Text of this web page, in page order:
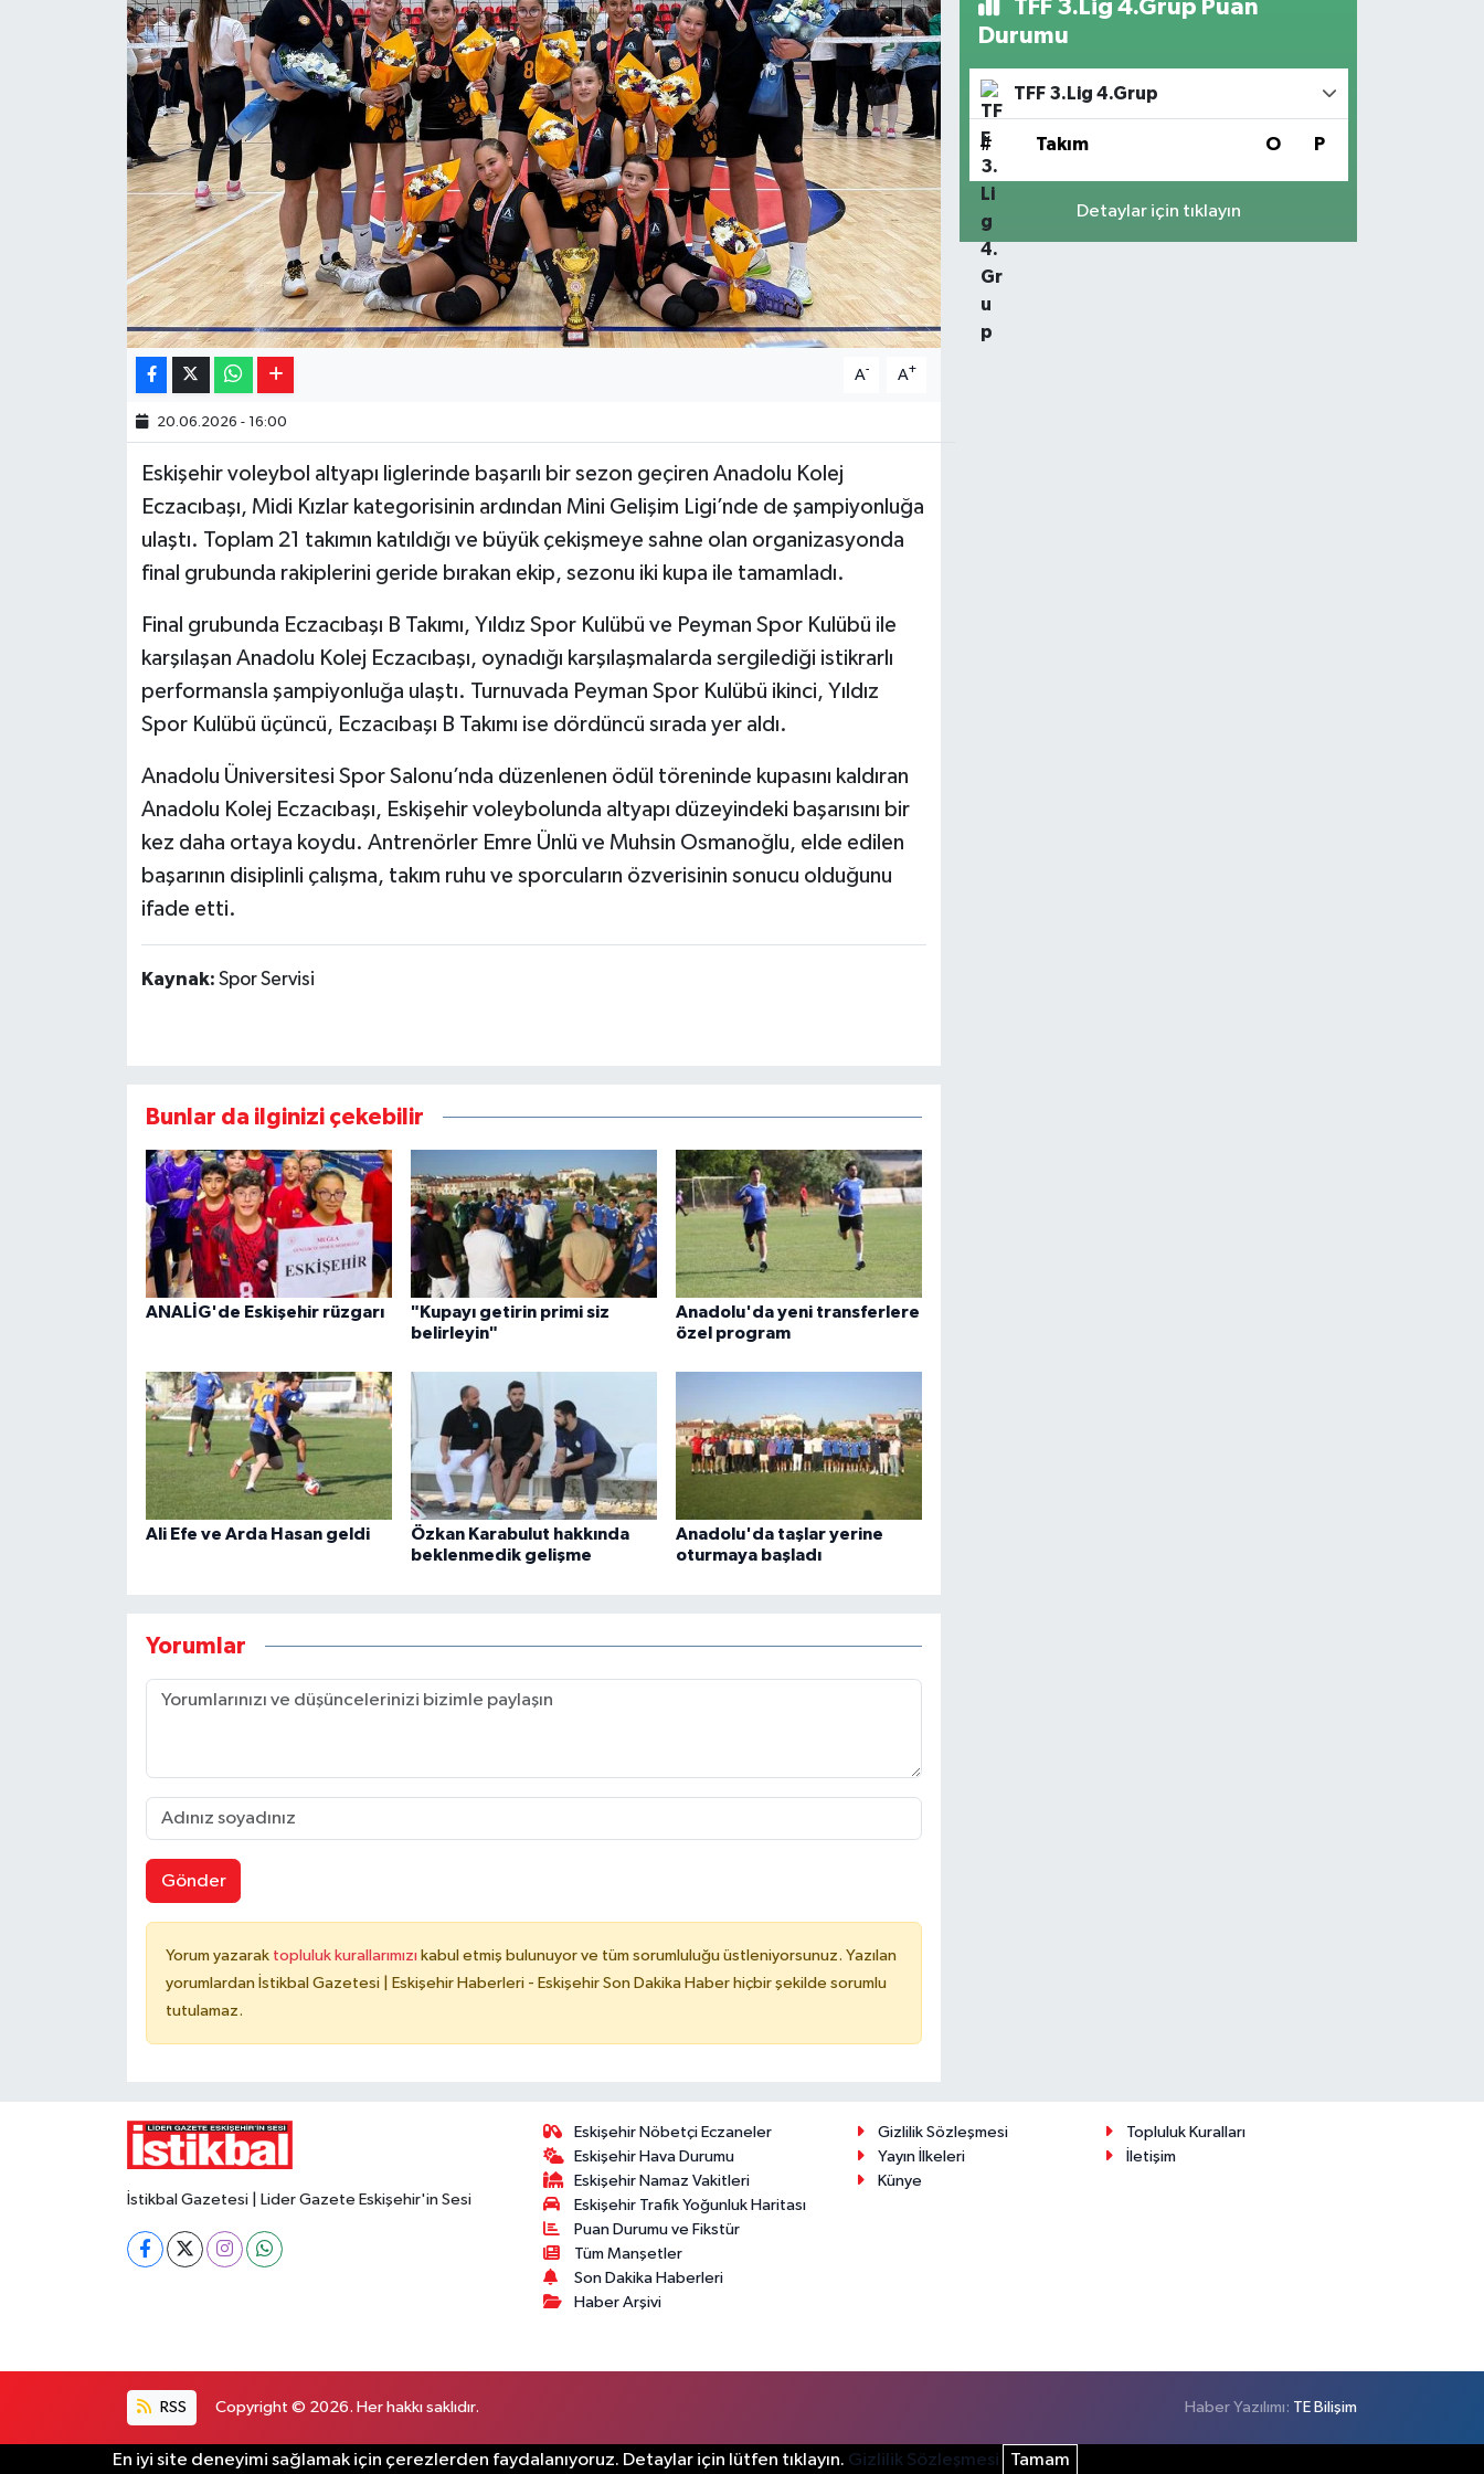
A- A+
20.06.2026 - 16:00
Eskişehir voleybol altyapı liglerinde başarılı bir sezon geçiren Anadolu Kolej
Eczacıbaşı, Midi Kızlar kategorisinin ardından Mini Gelişim Ligi’nde de şampiyonluğa
ulaştı. Toplam 21 takımın katıldığı ve büyük çekişmeye sahne olan organizasyonda
final grubunda rakiplerini geride bırakan ekip, sezonu iki kupa ile tamamladı.
Final grubunda Eczacıbaşı B Takımı, Yıldız Spor Kulübü ve Peyman Spor Kulübü ile
karşılaşan Anadolu Kolej Eczacıbaşı, oynadığı karşılaşmalarda sergilediği istikrarlı
performansla şampiyonluğa ulaştı. Turnuvada Peyman Spor Kulübü ikinci, Yıldız
Spor Kulübü üçüncü, Eczacıbaşı B Takımı ise dördüncü sırada yer aldı.
Anadolu Üniversitesi Spor Salonu’nda düzenlenen ödül töreninde kupasını kaldıran
Anadolu Kolej Eczacıbaşı, Eskişehir voleybolunda altyapı düzeyindeki başarısını bir
kez daha ortaya koydu. Antrenörler Emre Ünlü ve Muhsin Osmanoğlu, elde edilen
başarının disiplinli çalışma, takım ruhu ve sporcuların özverisinin sonucu olduğunu
ifade etti.
Kaynak: Spor Servisi
Bunlar da ilginizi çekebilir
ANALİG'de Eskişehir rüzgarı
"Kupayı getirin primi siz
belirleyin"
Anadolu'da yeni transferlere
özel program
Ali Efe ve Arda Hasan geldi
Özkan Karabulut hakkında
beklenmedik gelişme
Anadolu'da taşlar yerine
oturmaya başladı
Yorumlar
Gönder
Yorum yazarak topluluk kurallarımızı kabul etmiş bulunuyor ve tüm sorumluluğu üstleniyorsunuz. Yazılan
yorumlardan İstikbal Gazetesi | Eskişehir Haberleri - Eskişehir Son Dakika Haber hiçbir şekilde sorumlu
tutulamaz.
TFF 3.Lig 4.Grup Puan
Durumu
TFF 3.Lig 4.Grup
# Takım O P
Detaylar için tıklayın
İstikbal Gazetesi | Lider Gazete Eskişehir'in Sesi
Eskişehir Nöbetçi Eczaneler
Eskişehir Hava Durumu
Eskişehir Namaz Vakitleri
Eskişehir Trafik Yoğunluk Haritası
Puan Durumu ve Fikstür
Tüm Manşetler
Son Dakika Haberleri
Haber Arşivi
Gizlilik Sözleşmesi
Topluluk Kuralları
Yayın İlkeleri
İletişim
Künye
RSS Copyright © 2026. Her hakkı saklıdır. Haber Yazılımı: TE Bilişim
En iyi site deneyimi sağlamak için çerezlerden faydalanıyoruz. Detaylar için lütfen tıklayın. Gizlilik Sözleşmesi Tamam
Resmi ilanlar